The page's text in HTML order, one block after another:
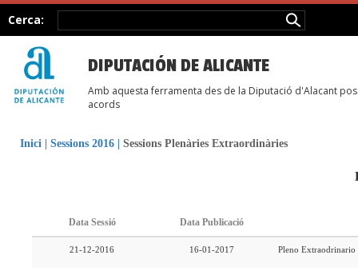
Cerca:
DIPUTACIÓN DE ALICANTE
Amb aquesta ferramenta des de la Diputació d'Alacant
acords
Inici Sessions 2016 Sessions Plenàries Extraordinàries
Data Sessió Data Publicació
21-12-2016 16-01-2017 Pleno